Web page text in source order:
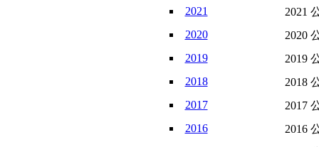
2021
2021
2020
2020
2019
2019
2018
2018
2017
2017
2016
2016